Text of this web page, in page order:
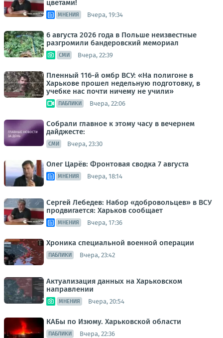
цветами!
МНЕНИЯ Вчера, 19:34
6 августа 2026 года в Польше неизвестные
разгромили бандеровский мемориал
СМИ Вчера, 22:39
Пленный 116-й омбр ВСУ: «На полигоне в
Харькове прошел недельную подготовку, в
учебке нас почти ничему не учили»
ПАБЛИКИ Вчера, 22:06
Собрали главное к этому часу в вечернем
дайджесте:
СМИ Вчера, 23:30
Олег Царёв: Фронтовая сводка 7 августа
МНЕНИЯ Вчера, 18:14
Сергей Лебедев: Набор «добровольцев» в ВСУ
продвигается: Харьков сообщает
МНЕНИЯ Вчера, 17:36
Хроника специальной военной операции
ПАБЛИКИ Вчера, 23:42
Актуализация данных на Харьковском
направлении
МНЕНИЯ Вчера, 20:54
КАБы по Изюму. Харьковской области
ПАБЛИКИ Вчера, 22:36